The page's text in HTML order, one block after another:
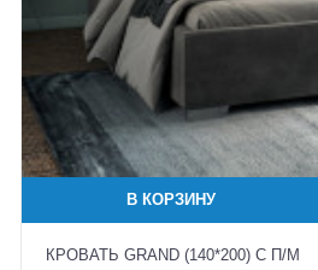
В КОРЗИНУ
КРОВАТЬ GRAND (140*200) С П/М